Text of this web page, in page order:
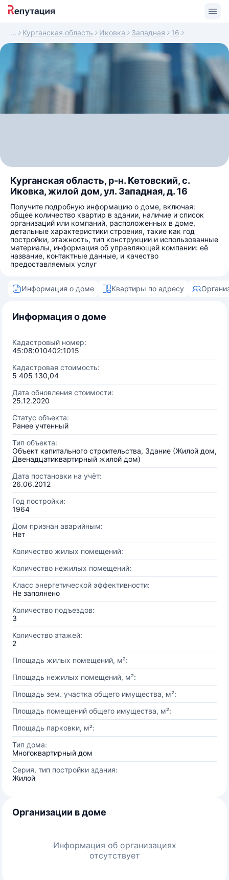
Курганская область Иковка Западная 16
Курганская область, р-н. Кетовский, с.
Иковка, жилой дом, ул. Западная, д. 16
Получите подробную информацию о доме, включая:
общее количество квартир в здании, наличие и список
организаций или компаний, расположенных в доме,
детальные характеристики строения, такие как год
постройки, этажность, тип конструкции и использованные
материалы, информация об управляющей компании: её
название, контактные данные, и качество
предоставляемых услуг
Информация о доме Квартиры по адресу
Информация о доме
Кадастровый номер:
45:08:010402:1015
Кадастровая стоимость:
5 405 130,04
Дата обновления стоимости:
25.12.2020
Статус объекта:
Ранее учтенный
Тип объекта:
Объект капитального строительства, Здание (Жилой дом,
Двенадцатиквартирный жилой дом)
Дата постановки на учёт:
26.06.2012
Год постройки:
1964
Дом признан аварийным:
Нет
Количество жилых помещений:
Количество нежилых помещений:
Класс энергетической эффективности:
Не заполнено
Количество подъездов:
3
Количество этажей:
2
Площадь жилых помещений, м²:
Площадь нежилых помещений, м²:
Площадь зем. участка общего имущества, м²:
Площадь помещений общего имущества, м²:
Площадь парковки, м²:
Тип дома:
Многоквартирный дом
Серия, тип постройки здания:
Жилой
Организации в доме
Информация об организациях
отсутствует